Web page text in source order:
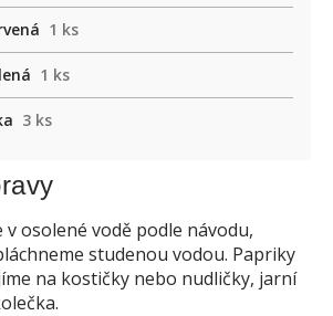
1 ks
1 ks
3 ks
osolené vodě podle návodu,
studenou vodou. Papriky
na kostičky nebo nudličky, jarní